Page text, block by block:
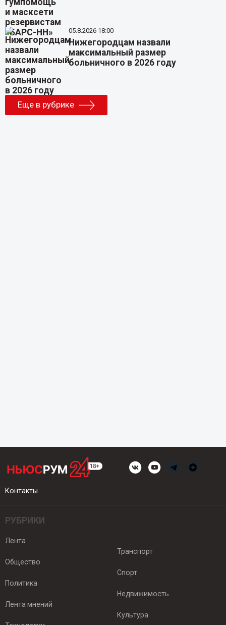
05.8.2026 18:00
Нижегородцам назвали
максимальный размер
больничного в 2026 году
Еще в рубрике
Контакты
РУБРИКИ
Лента
Общество
Политика
Лента мнений
Транспорт
Спорт
Недвижимость
Культура